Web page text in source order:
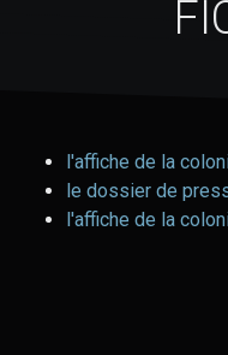
l'affiche de la
le dossier de
l'affiche de la